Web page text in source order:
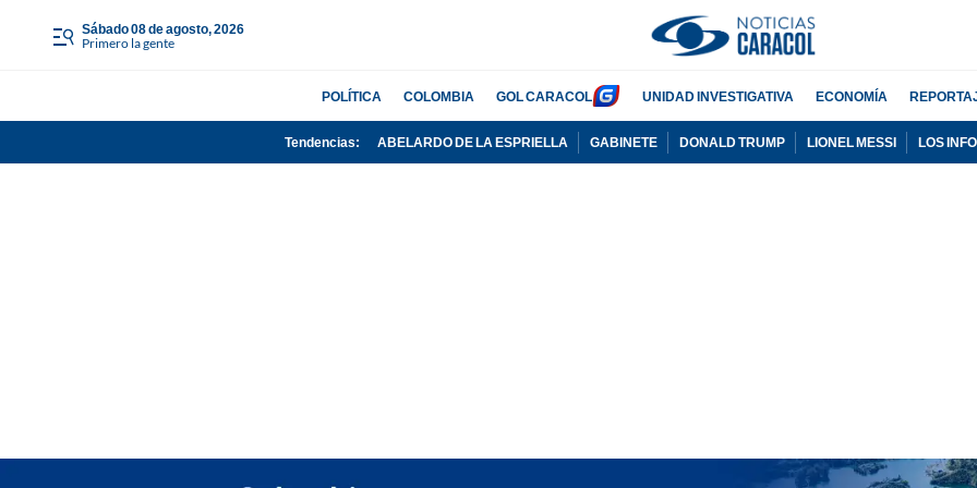
sábado 08 de agosto, 2026
Primero la gente
POLÍTICA COLOMBIA GOL CARACOL UNIDAD INVESTIGATIVA ECONOMÍA
Tendencias: ABELARDO DE LA ESPRIELLA GABINETE DONALD TRUMP LIONEL MESSI LOS